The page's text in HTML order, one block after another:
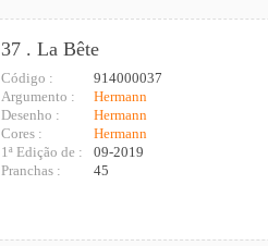
37 . La Bête
Código :
914000037
Argumento :
Hermann
Desenho :
Hermann
Cores :
Hermann
1ª Edição de :
09-2019
Pranchas :
45